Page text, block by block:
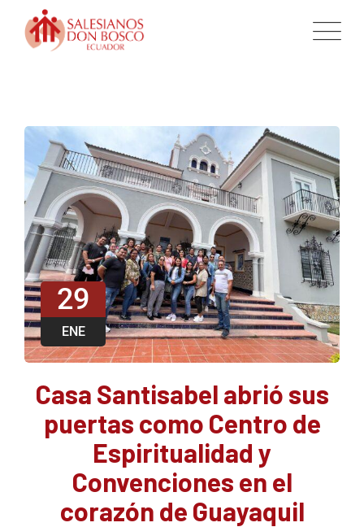
29
ENE
Casa Santisabel abrió sus
puertas como Centro de
Espiritualidad y
Convenciones en el
corazón de Guayaquil